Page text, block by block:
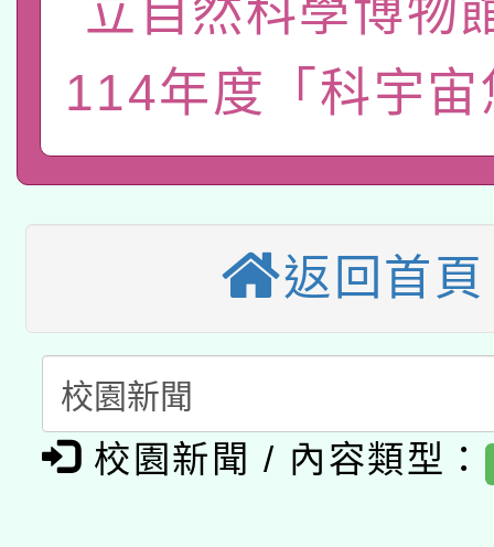
薪期間赴陸應申請許可
轉知經濟部水利署委託
業技術研究院辦理「
用水績優單位及節水達
動」
115年8月22日(星期六
桃園市孔廟祈福系列
開 智慧啟航」
2026年桃園地景藝術
招甄選結果公告(無人
招)
適應運動共學行動站研
本館辦理115年度閱讀
暨閱讀推動專業研習
科技賦能─人工智慧
礎課程
A3數位素養講師名單
「數位內容與教學軟
立自然科學博物
114年度「科宇
返回首頁
校園新聞 / 內容類型：